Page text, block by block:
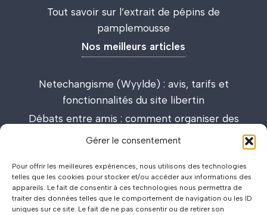
Gérer le consentement
Pour offrir les meilleures expériences, nous utilisons des technologies
telles que les cookies pour stocker et/ou accéder aux informations des
appareils. Le fait de consentir à ces technologies nous permettra de
traiter des données telles que le comportement de navigation ou les ID
uniques sur ce site. Le fait de ne pas consentir ou de retirer son
Tout savoir sur l’extrait de pépins de
pamplemousse
Nos meilleurs articles
Netechangisme (Wyylde) : avis, tarifs et
fonctionnalités du site libertin
Débats entre amis : comment organiser des
discussions passionnantes et enrichissantes
Lieux de drague : carte interactive et guide des
meilleurs spots